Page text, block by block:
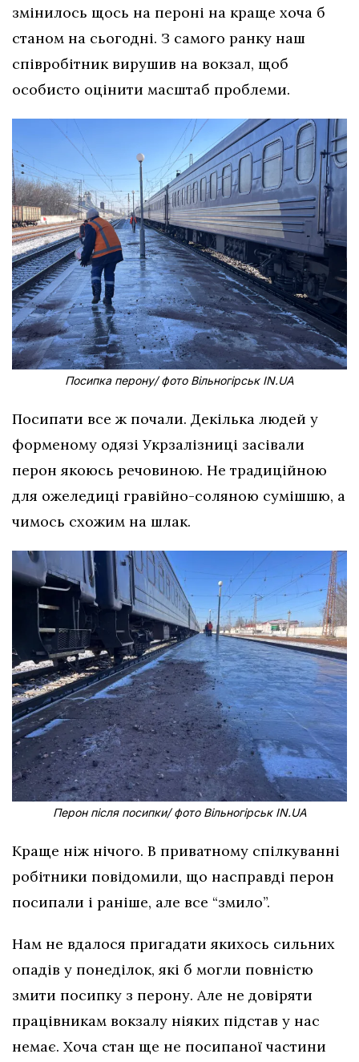
змінилось щось на пероні на краще хоча б
станом на сьогодні. З самого ранку наш
співробітник вирушив на вокзал, щоб
особисто оцінити масштаб проблеми.
Посипка перону/ фото Вільногірськ IN.UA
Посипати все ж почали. Декілька людей у
форменому одязі Укрзалізниці засівали
перон якоюсь речовиною. Не традиційною
для ожеледиці гравійно-соляною сумішшю, а
чимось схожим на шлак.
Перон після посипки/ фото Вільногірськ IN.UA
Краще ніж нічого. В приватному спілкуванні
робітники повідомили, що насправді перон
посипали і раніше, але все “змило”.
Нам не вдалося пригадати якихось сильних
опадів у понеділок, які б могли повністю
змити посипку з перону. Але не довіряти
працівникам вокзалу ніяких підстав у нас
немає. Хоча стан ще не посипаної частини